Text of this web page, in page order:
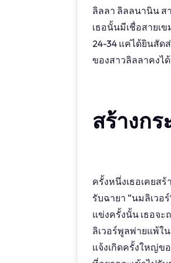
ลิลลา ลิลลนานิน ส
เธอนั้นมีเชื่อสายเ
24-34 แค่ได้ยินสัด
ของสาวลิลลาคงไ
สร้างก
ครั้งหนึ่งเธอเคยส
รับฉายา “นมลิเวอ
แข่งครั้งนั้น เธอจ
ลิเวอร์พูลพ่ายแพ้ใ
แจ้งเกิดครั้งใหญ่ข